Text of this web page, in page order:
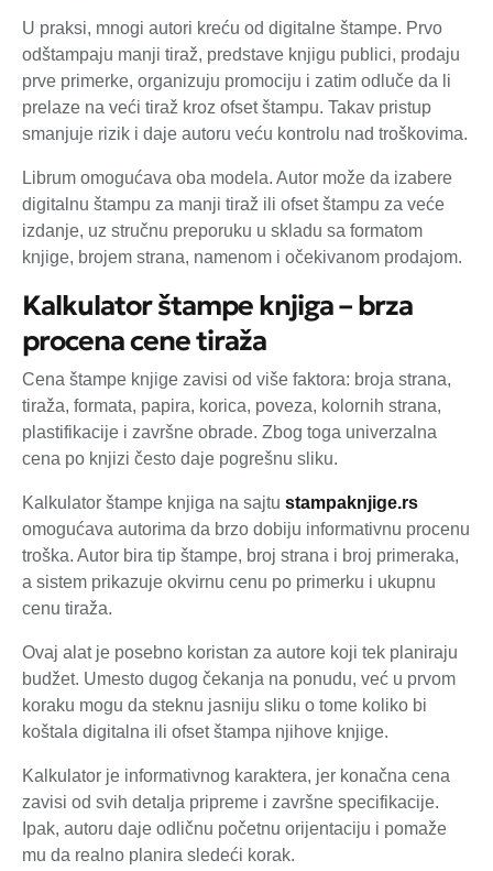
U praksi, mnogi autori kreću od digitalne štampe. Prvo
odštampaju manji tiraž, predstave knjigu publici, prodaju
prve primerke, organizuju promociju i zatim odluče da li
prelaze na veći tiraž kroz ofset štampu. Takav pristup
smanjuje rizik i daje autoru veću kontrolu nad troškovima.
Librum omogućava oba modela. Autor može da izabere
digitalnu štampu za manji tiraž ili ofset štampu za veće
izdanje, uz stručnu preporuku u skladu sa formatom
knjige, brojem strana, namenom i očekivanom prodajom.
Kalkulator štampe knjiga – brza
procena cene tiraža
Cena štampe knjige zavisi od više faktora: broja strana,
tiraža, formata, papira, korica, poveza, kolornih strana,
plastifikacije i završne obrade. Zbog toga univerzalna
cena po knjizi često daje pogrešnu sliku.
Kalkulator štampe knjiga na sajtu stampaknjige.rs
omogućava autorima da brzo dobiju informativnu procenu
troška. Autor bira tip štampe, broj strana i broj primeraka,
a sistem prikazuje okvirnu cenu po primerku i ukupnu
cenu tiraža.
Ovaj alat je posebno koristan za autore koji tek planiraju
budžet. Umesto dugog čekanja na ponudu, već u prvom
koraku mogu da steknu jasniju sliku o tome koliko bi
koštala digitalna ili ofset štampa njihove knjige.
Kalkulator je informativnog karaktera, jer konačna cena
zavisi od svih detalja pripreme i završne specifikacije.
Ipak, autoru daje odličnu početnu orijentaciju i pomaže
mu da realno planira sledeći korak.